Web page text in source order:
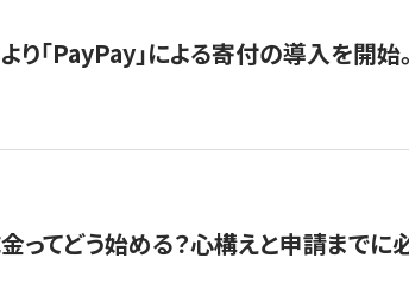
り「PayPay」による寄付の導入を開始
ってどう始める？心構えと申請まで